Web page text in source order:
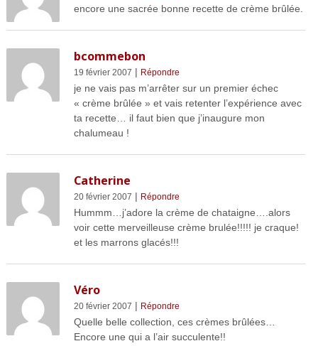
encore une sacrée bonne recette de crème brûlée.
bcommebon
19 février 2007 | Répondre
je ne vais pas m’arrêter sur un premier échec
« crème brûlée » et vais retenter l’expérience avec
ta recette… il faut bien que j’inaugure mon
chalumeau !
Catherine
20 février 2007 | Répondre
Hummm…j’adore la crème de chataigne….alors
voir cette merveilleuse crème brulée!!!!! je craque!
et les marrons glacés!!!
Véro
20 février 2007 | Répondre
Quelle belle collection, ces crèmes brûlées…
Encore une qui a l’air succulente!!